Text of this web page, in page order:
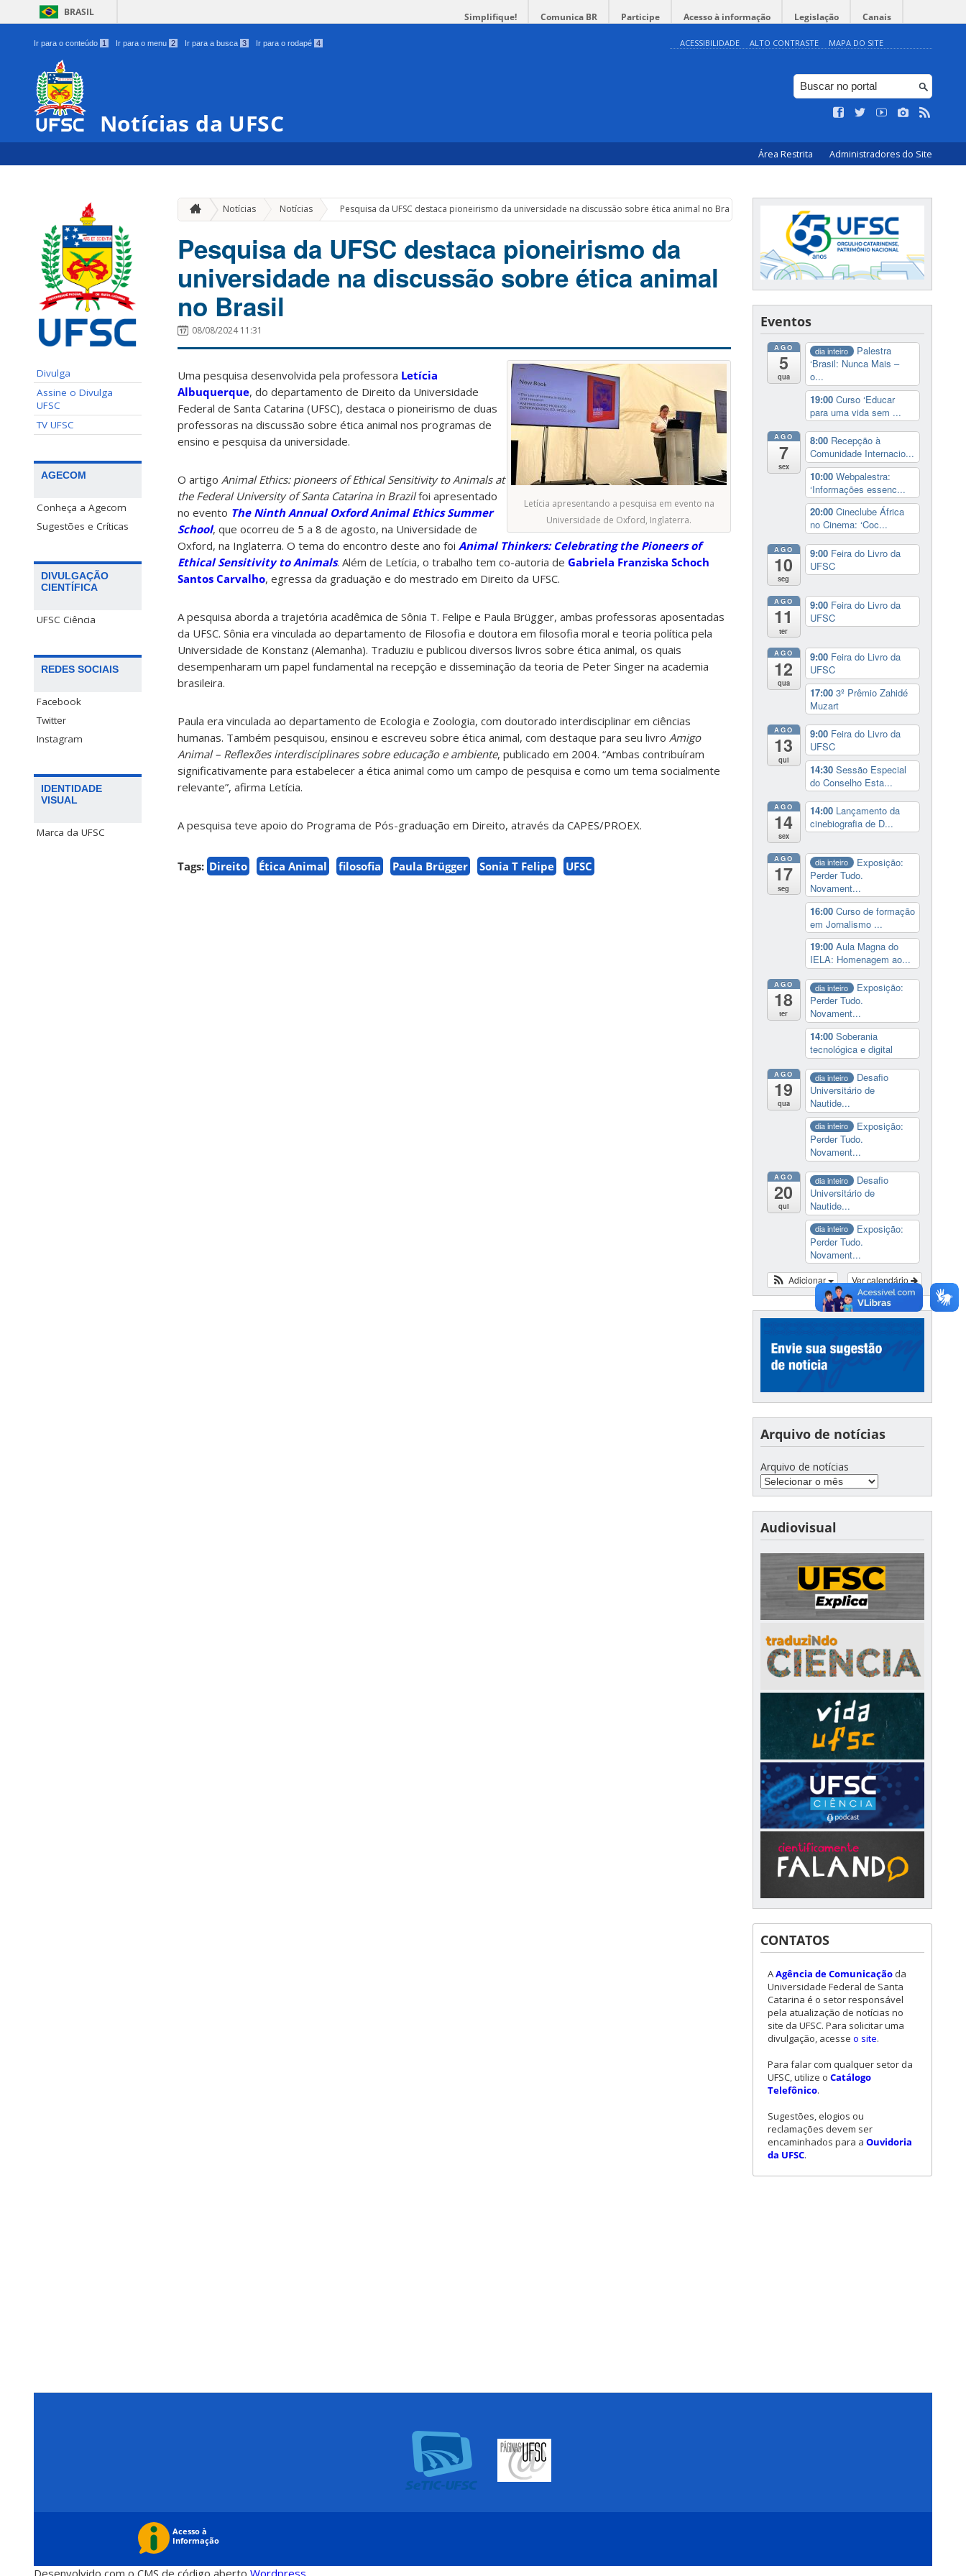
BRASIL Simplifique! Comunica BR Participe Acesso à informação Legislação Canais
Ir para o conteúdo 1 Ir para o menu 2 Ir para a busca 3 Ir para o rodapé 4 ACESSIBILIDADE ALTO CONTRASTE MAPA DO SITE
Notícias da UFSC
Área Restrita Administradores do Site
Divulga
Assine o Divulga
UFSC
TV UFSC
AGECOM
Conheça a Agecom
Sugestões e Críticas
DIVULGAÇÃO
CIENTÍFICA
UFSC Ciência
REDES SOCIAIS
Facebook
Twitter
Instagram
IDENTIDADE
VISUAL
Marca da UFSC
Notícias Notícias » Pesquisa da UFSC destaca pioneirismo da universidade na discussão sobre ética animal no Brasil
Pesquisa da UFSC destaca pioneirismo da
universidade na discussão sobre ética animal
no Brasil
08/08/2024 11:31
Letícia apresentando a pesquisa em evento na
Universidade de Oxford, Inglaterra.
Uma pesquisa desenvolvida pela professora Letícia
Albuquerque, do departamento de Direito da Universidade
Federal de Santa Catarina (UFSC), destaca o pioneirismo de duas
professoras na discussão sobre ética animal nos programas de
ensino e pesquisa da universidade.
O artigo Animal Ethics: pioneers of Ethical Sensitivity to Animals at
the Federal University of Santa Catarina in Brazilfoi apresentado
no evento The Ninth Annual Oxford Animal Ethics Summer
School, que ocorreu de 5 a 8 de agosto, na Universidade de
Oxford, na Inglaterra. O tema do encontro deste ano foi Animal Thinkers: Celebrating the Pioneers of
Ethical Sensitivity to Animals. Além de Letícia, o trabalho tem co-autoria de Gabriela Franziska Schoch
Santos Carvalho, egressa da graduação e do mestrado em Direito da UFSC.
A pesquisa aborda a trajetória acadêmica de Sônia T. Felipe e Paula Brügger, ambas professoras aposentadas
da UFSC. Sônia era vinculada ao departamento de Filosofia e doutora em filosofia moral e teoria política pela
Universidade de Konstanz (Alemanha). Traduziu e publicou diversos livros sobre ética animal, os quais
desempenharam um papel fundamental na recepção e disseminação da teoria de Peter Singer na academia
brasileira.
Paula era vinculada ao departamento de Ecologia e Zoologia, com doutorado interdisciplinar em ciências
humanas. Também pesquisou, ensinou e escreveu sobre ética animal, com destaque para seu livro Amigo
Animal – Reflexões interdisciplinares sobre educação e ambiente, publicado em 2004. “Ambas contribuíram
significativamente para estabelecer a ética animal como um campo de pesquisa e como um tema socialmente
relevante”, afirma Letícia.
A pesquisa teve apoio do Programa de Pós-graduação em Direito, através da CAPES/PROEX.
Tags: Direito Ética Animal filosofia Paula Brügger Sonia T Felipe UFSC
Eventos
AGO
5
qua
dia inteiro
Palestra
‘Brasil: Nunca Mais –
o...
19:00 Curso ‘Educar
para uma vida sem ...
AGO
7
sex
8:00 Recepção à
Comunidade Internacio...
10:00 Webpalestra:
‘Informações essenc...
20:00 Cineclube África
no Cinema: ‘Coc...
AGO
10
seg
9:00 Feira do Livro da
UFSC
AGO
11
ter
9:00 Feira do Livro da
UFSC
AGO
12
qua
9:00 Feira do Livro da
UFSC
17:00 3º Prêmio Zahidé
Muzart
AGO
13
qui
9:00 Feira do Livro da
UFSC
14:30 Sessão Especial
do Conselho Esta...
AGO
14
sex
14:00 Lançamento da
cinebiografia de D...
AGO
17
seg
dia inteiro
Exposição:
Perder Tudo.
Novament...
16:00 Curso de formação
em Jornalismo ...
19:00 Aula Magna do
IELA: Homenagem ao...
AGO
18
ter
dia inteiro
Exposição:
Perder Tudo.
Novament...
14:00 Soberania
tecnológica e digital
AGO
19
qua
dia inteiro
Desafio
Universitário de
Nautide...
dia inteiro
Exposição:
Perder Tudo.
Novament...
AGO
20
qui
dia inteiro
Desafio
Universitário de
Nautide...
dia inteiro
Exposição:
Perder Tudo.
Novament...
Ver calendário
Adicionar
Arquivo de notícias
Arquivo de notícias
Audiovisual
CONTATOS
AAgência de Comunicação da
Universidade Federal de Santa
Catarina é o setor responsável
pela atualização de notícias no
site da UFSC. Para solicitar uma
divulgação, acesse o site.
Para falar com qualquer setor da
UFSC, utilize o Catálogo
Telefônico.
Sugestões, elogios ou
reclamações devem ser
encaminhados para a Ouvidoria
da UFSC.
Desenvolvido com o CMS de código aberto Wordpress